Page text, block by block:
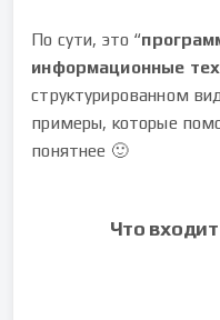
По сути, это “
информационные
структурированном
примеры, которые
понятнее 🙂
Что